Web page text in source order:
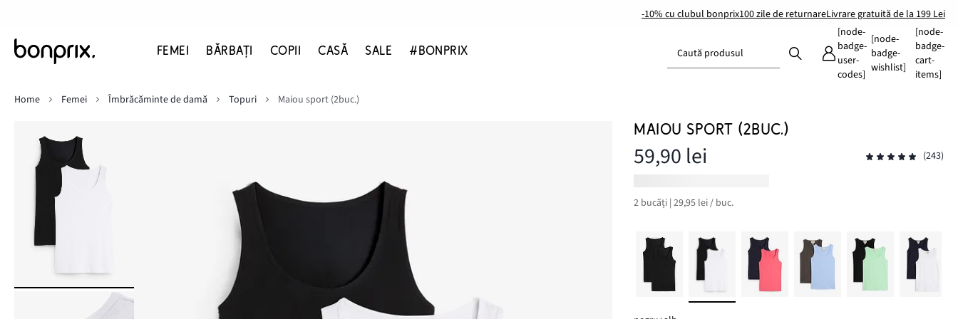
-10% cu clubul bonprix100 zile de returnareLivrare gratuită de la 199 Lei
FEMEI BĂRBAŢI COPII CASĂ SALE #BONPRIX Caută produsul
[node-
badge-
user-
codes]
[node-
badge-
wishlist]
[node-
badge-
cart-
items]
Home
Femei Îmbrăcăminte de damă Topuri Maiou sport (2buc.)
MAIOU SPORT (2BUC.)
59,90 lei (243)
2 bucăți | 29,95 lei / buc.